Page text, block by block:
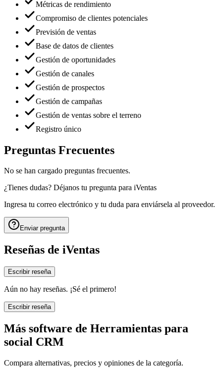
Métricas de rendimiento
Compromiso de clientes potenciales
Previsión de ventas
Base de datos de clientes
Gestión de oportunidades
Gestión de canales
Gestión de prospectos
Gestión de campañas
Gestión de ventas sobre el terreno
Registro único
Preguntas Frecuentes
No se han cargado preguntas frecuentes.
¿Tienes dudas? Déjanos tu pregunta para iVentas
Ingresa tu correo electrónico y tu duda para enviársela al proveedor.
Enviar pregunta
Reseñas de iVentas
Escribir reseña
Aún no hay reseñas. ¡Sé el primero!
Escribir reseña
Más software de Herramientas para
social CRM
Compara alternativas, precios y opiniones de la categoría.